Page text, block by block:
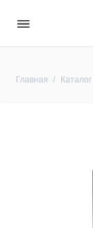
Главная Каталог